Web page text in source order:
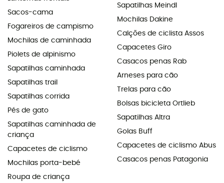
Sacos-cama
Fogareiros de campismo
Mochilas de caminhada
Piolets de alpinismo
Sapatilhas caminhada
Sapatilhas trail
Sapatilhas corrida
Pés de gato
Sapatilhas caminhada de
criança
Capacetes de ciclismo
Mochilas porta-bebé
Roupa de criança
Sapatilhas Meindl
Mochilas Dakine
Calções de ciclista Assos
Capacetes Giro
Casacos penas Rab
Arneses para cão
Trelas para cão
Bolsas bicicleta Ortlieb
Sapatilhas Altra
Golas Buff
Capacetes de ciclismo Abus
Casacos penas Patagonia